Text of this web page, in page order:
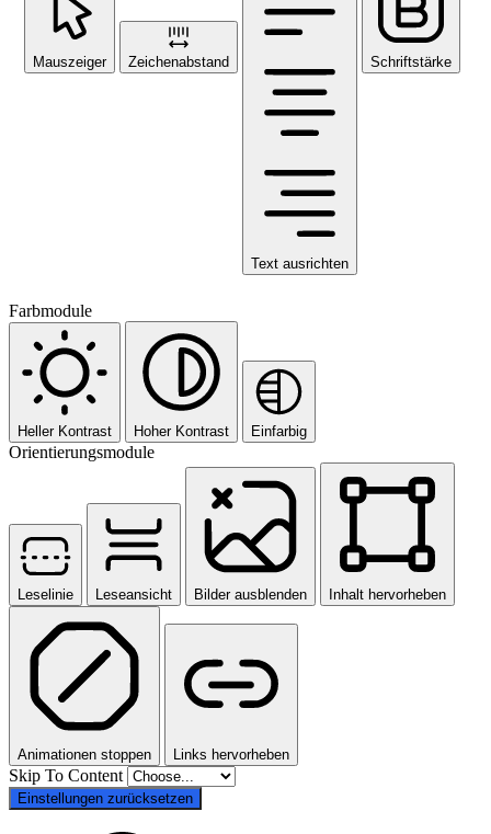
Mauszeiger Zeichenabstand
Text ausrichten
Schriftstärke
Farbmodule
Heller Kontrast Hoher Kontrast Einfarbig
Orientierungsmodule
Leselinie Leseansicht Bilder ausblenden Inhalt hervorheben
Animationen stoppen Links hervorheben
Skip To Content
Einstellungen zurücksetzen